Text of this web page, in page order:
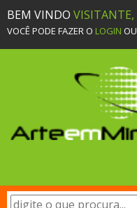
BEM VINDO VISITANTE,
VOCÊ PODE FAZER O LOGIN OU